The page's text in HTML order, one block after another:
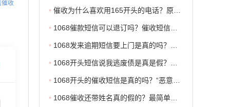
催收
• 催收为什么喜欢用165开头的电话？原因很简单，看到了必须提高警惕！
• 1068催款短信可以退订吗？催收短信不要随便回复“TD”，小心被坑！
• 1068发来逾期短信要上门是真的吗？网贷催收套路非常多，教你快速识别！
• 1068开头短信说我逃废债是真是假？上门、起诉、强制冻结等不要随便相信！
• 1068开头的催收短信是真的吗？“恶意欠款要起诉”可能是一个坑！
• 1068催收还带姓名真的假的？最简单的处理方法，不要随便点“退订”！